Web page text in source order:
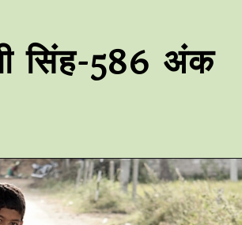
सिंह-586 अंक